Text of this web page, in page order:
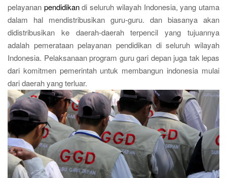
pelayanan pendidikandi seluruh wilayah Indonesia, yang utama
dalam hal mendistribusikan guru-guru. dan biasanya akan
didistribusikan ke daerah-daerah terpencil yang tujuannya
adalah pemerataan pelayanan pendidikan di seluruh wilayah
Indonesia. Pelaksanaan program guru gari depan juga tak lepas
dari komitmen pemerintah untuk membangun indonesia mulai
dari daerah yang terluar.